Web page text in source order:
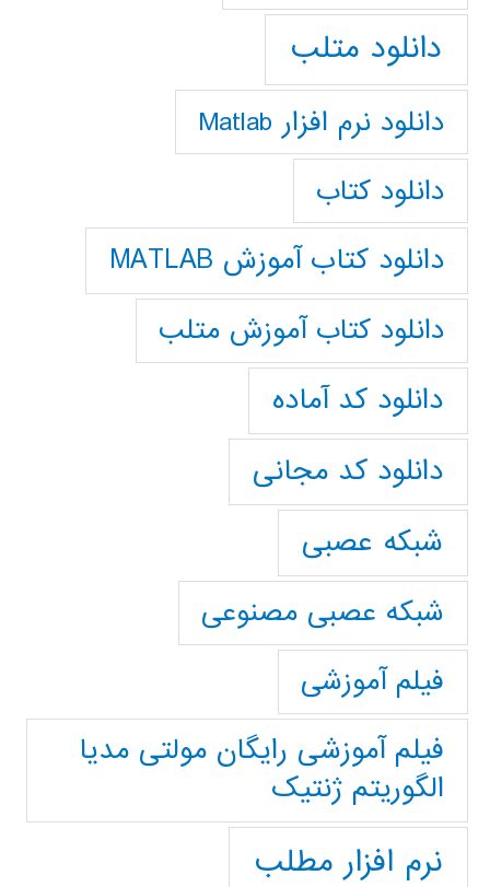
دانلود متلب
دانلود نرم افزار Matlab
دانلود کتاب
دانلود کتاب آموزش MATLAB
دانلود کتاب آموزش متلب
دانلود کد آماده
دانلود کد مجانی
شبکه عصبی
شبکه عصبی مصنوعی
فیلم آموزشی
فیلم آموزشی رایگان مولتی مدیا
الگوریتم ژنتیک
نرم افزار مطلب